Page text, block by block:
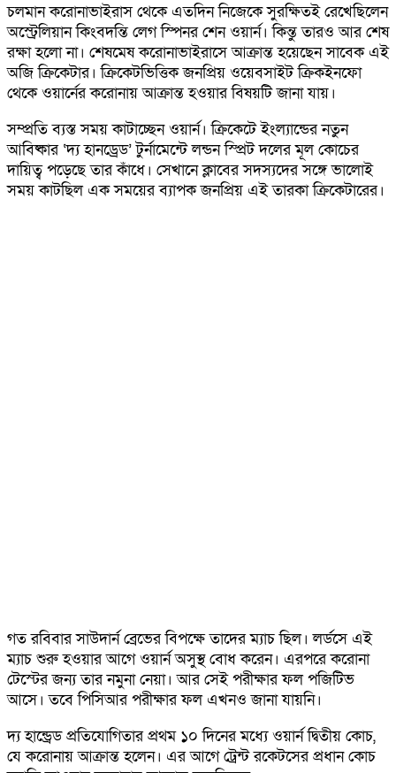
চলমান করোনাভাইরাস থেকে এতদিন নিজেকে সুরক্ষিতই রেখেছিলেন
অস্ট্রেলিয়ান কিংবদন্তি লেগ স্পিনর শেন ওয়ার্ন। কিন্তু তারও আর শেষ
রক্ষা হলো না। শেষমেষ করোনাভাইরাসে আক্রান্ত হয়েছেন সাবেক এই
অজি ক্রিকেটার। ক্রিকেটভিত্তিক জনপ্রিয় ওয়েবসাইট ক্রিকইনফো
থেকে ওয়ার্নের করোনায় আক্রান্ত হওয়ার বিষয়টি জানা যায়।
সম্প্রতি ব্যস্ত সময় কাটাচ্ছেন ওয়ার্ন। ক্রিকেটে ইংল্যান্ডের নতুন
আবিষ্কার ‘দ্য হানড্রেড’ টুর্নামেন্টে লন্ডন স্প্রিট দলের মূল কোচের
দায়িত্ব পড়েছে তার কাঁধে। সেখানে ক্লাবের সদস্যদের সঙ্গে ভালোই
সময় কাটছিল এক সময়ের ব্যাপক জনপ্রিয় এই তারকা ক্রিকেটারের।
গত রবিবার সাউদার্ন ব্রেভের বিপক্ষে তাদের ম্যাচ ছিল। লর্ডসে এই
ম্যাচ শুরু হওয়ার আগে ওয়ার্ন অসুস্থ বোধ করেন। এরপরে করোনা
টেস্টের জন্য তার নমুনা নেয়া। আর সেই পরীক্ষার ফল পজিটিভ
আসে। তবে পিসিআর পরীক্ষার ফল এখনও জানা যায়নি।
দ্য হান্ড্রেড প্রতিযোগিতার প্রথম ১০ দিনের মধ্যে ওয়ার্ন দ্বিতীয় কোচ,
যে করোনায় আক্রান্ত হলেন। এর আগে ট্রেন্ট রকেটসের প্রধান কোচ